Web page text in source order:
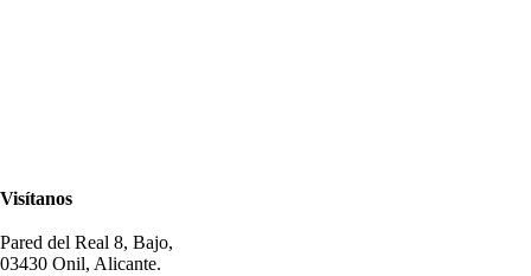
Visítanos
Pared del Real 8, Bajo,
03430 Onil, Alicante.